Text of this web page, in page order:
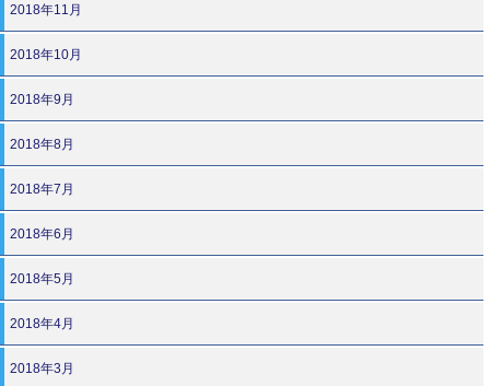
2018年11月
2018年10月
2018年9月
2018年8月
2018年7月
2018年6月
2018年5月
2018年4月
2018年3月